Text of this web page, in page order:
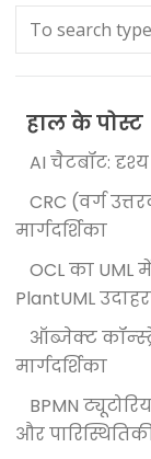
हाल के पोस्ट
AI चैटबॉट:
CRC (वर्ग
मार्गदर्शिका
OCL का UML
PlantUML
ऑब्जेक्ट
मार्गदर्शिका
BPMN
और